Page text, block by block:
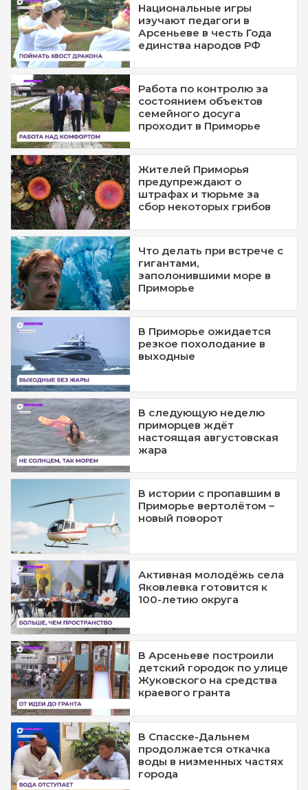
Национальные игры
изучают педагоги в
Арсеньеве в честь Года
единства народов РФ
Работа по контролю за
состоянием объектов
семейного досуга
проходит в Приморье
Жителей Приморья
предупреждают о
штрафах и тюрьме за
сбор некоторых грибов
Что делать при встрече с
гигантами,
заполонившими море в
Приморье
В Приморье ожидается
резкое похолодание в
выходные
В следующую неделю
приморцев ждёт
настоящая августовская
жара
В истории с пропавшим в
Приморье вертолётом –
новый поворот
Активная молодёжь села
Яковлевка готовится к
100-летию округа
В Арсеньеве построили
детский городок по улице
Жуковского на средства
краевого гранта
В Спасске-Дальнем
продолжается откачка
воды в низменных частях
города